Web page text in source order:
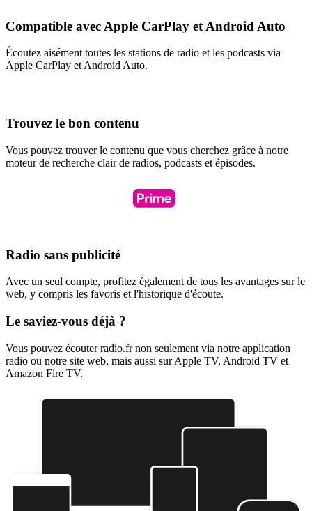
Compatible avec Apple CarPlay et Android Auto
Écoutez aisément toutes les stations de radio et les podcasts via
Apple CarPlay et Android Auto.
Trouvez le bon contenu
Vous pouvez trouver le contenu que vous cherchez grâce à notre
moteur de recherche clair de radios, podcasts et épisodes.
Radio sans publicité
Avec un seul compte, profitez également de tous les avantages sur le
web, y compris les favoris et l'historique d'écoute.
Le saviez-vous déjà ?
Vous pouvez écouter radio.fr non seulement via notre application
radio ou notre site web, mais aussi sur Apple TV, Android TV et
Amazon Fire TV.